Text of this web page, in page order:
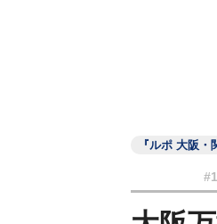
『ルポ 大阪
#1